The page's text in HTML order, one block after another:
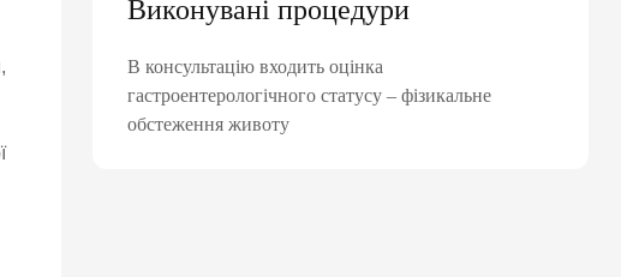
Виконувані процедури
В консультацію входить оцінка
гастроентерологічного статусу – фізикальне
обстеження животу